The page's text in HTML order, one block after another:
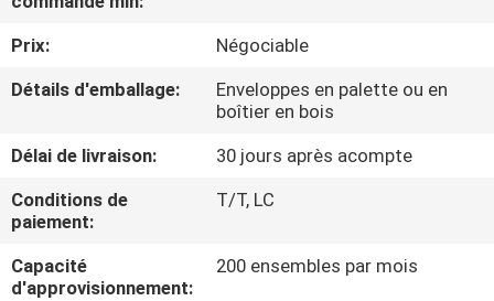
DE
L'USINE
CONTRÔLE
DE
LA
QUALITÉ
Prix:
Négociable
Détails d'emballage:
Enveloppes en palette ou en
boîtier en bois
Délai de livraison:
30 jours après acompte
Conditions de
paiement:
T/T, LC
Capacité
d'approvisionnement:
200 ensembles par mois